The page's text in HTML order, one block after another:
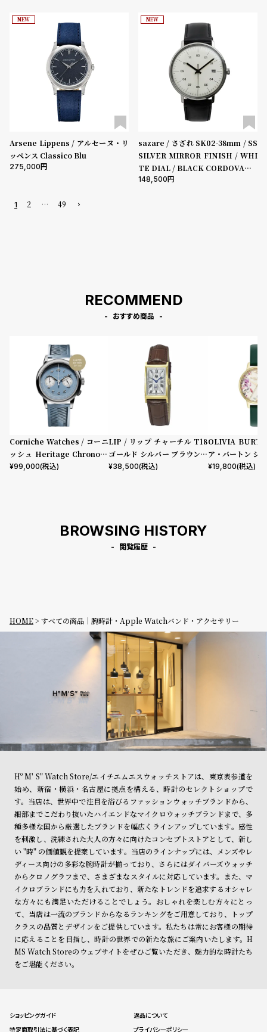
NEW
Arsene Lippens / アルセーヌ・リ
ッペンス Classico Blu
275,000
NEW
sazare / さざれ SK02-38mm / SS
SILVER MIRROR FINISH / WHI
TE DIAL / BLACK CORDOVAN L
EATHER
148,500
1 2 … 49
RECOMMEND
おすすめ商品
Corniche Watches / コーニ
ッシュ Heritage Chronogr
aph Visage ステンレス
¥99,000(税込)
LIP / リップ チャーチル T18
ゴールド シルバー ブラウンレ
ザー クロコダイル
¥38,500(税込)
OLIVIA
ア・バートン シ
mm イラストレ
¥19,800(税込)
BROWSING HISTORY
閲覧履歴
HOME すべての商品｜腕時計・Apple Watchバンド・アクセサリー
Hº M' S" Watch Store/エイチエムエスウォッチストアは、東京表参道を
始め、新宿・横浜・名古屋に拠点を構える、時計のセレクトショップで
す。当店は、世界中で注目を浴びるファッションウォッチブランドから、
細部までこだわり抜いたハイエンドなマイクロウォッチブランドまで、多
種多様な国から厳選したブランドを幅広くラインアップしています。感性
を刺激し、洗練された大人の方々に向けたコンセプトストアとして、新し
い "時" の価値観を提案しています。当店のラインナップには、メンズやレ
ディース向けの多彩な腕時計が揃っており、さらにはダイバーズウォッチ
からクロノグラフまで、さまざまなスタイルに対応しています。また、マ
イクロブランドにも力を入れており、新たなトレンドを追求するオシャレ
な方々にも満足いただけることでしょう。おしゃれを楽しむ方々にとっ
て、当店は一流のブランドからなるランキングをご用意しており、トップ
クラスの品質とデザインをご提供しています。私たちは常にお客様の期待
に応えることを目指し、時計の世界での新たな旅にご案内いたします。H
MS Watch Storeのウェブサイトをぜひご覧いただき、魅力的な時計たち
をご堪能ください。
ショッピングガイド
返品について
特定商取引法に基づく表記
プライバシーポリシー